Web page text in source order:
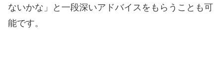
ないかな」と一段深いアドバイスをもらうことも可
能です。